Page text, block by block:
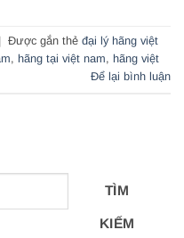
| Được gắn thẻ đại lý hãng việt
, hãng tại việt nam, hãng việt
Để lại bình luận
TÌM
KIẾM